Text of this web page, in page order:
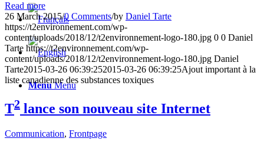
Menu Menu
Read more
26 March 2015/0 Comments/by Daniel Tarte
https://t2environnement.com/wp-
content/uploads/2018/12/t2environnement-logo-180.jpg 0 0 Daniel
Tarte https://t2environnement.com/wp-
content/uploads/2018/12/t2environnement-logo-180.jpg Daniel
Tarte2015-03-26 06:39:252015-03-26 06:39:25Ajout important à la
liste canadienne des substances toxiques
T2 lance son nouveau site Internet
Communication, Frontpage